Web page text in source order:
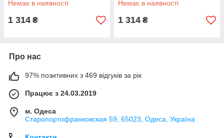
відділення
Немає в наявності
1 314 ₴
відділення
Немає в наявності
1 314 ₴
Про нас
97% позитивних з 469 відгуків за рік
Працює з 24.03.2019
м. Одеса
Старопортофранковская 59, 65023, Одеса, Україна